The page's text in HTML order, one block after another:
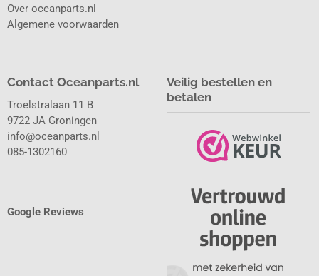
Over oceanparts.nl
Algemene voorwaarden
Contact Oceanparts.nl
Troelstralaan 11 B
9722 JA Groningen
info@oceanparts.nl
085-1302160
Google Reviews
Veilig bestellen en
betalen